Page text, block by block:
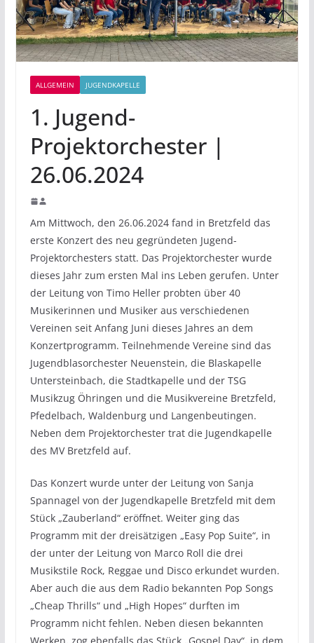
ALLGEMEIN JUGENDKAPELLE
1. Jugend-
Projektorchester |
26.06.2024
Am Mittwoch, den 26.06.2024 fand in Bretzfeld das
erste Konzert des neu gegründeten Jugend-
Projektorchesters statt. Das Projektorchester wurde
dieses Jahr zum ersten Mal ins Leben gerufen. Unter
der Leitung von Timo Heller probten über 40
Musikerinnen und Musiker aus verschiedenen
Vereinen seit Anfang Juni dieses Jahres an dem
Konzertprogramm. Teilnehmende Vereine sind das
Jugendblasorchester Neuenstein, die Blaskapelle
Untersteinbach, die Stadtkapelle und der TSG
Musikzug Öhringen und die Musikvereine Bretzfeld,
Pfedelbach, Waldenburg und Langenbeutingen.
Neben dem Projektorchester trat die Jugendkapelle
des MV Bretzfeld auf.
Das Konzert wurde unter der Leitung von Sanja
Spannagel von der Jugendkapelle Bretzfeld mit dem
Stück „Zauberland“ eröffnet. Weiter ging das
Programm mit der dreisätzigen „Easy Pop Suite“, in
der unter der Leitung von Marco Roll die drei
Musikstile Rock, Reggae und Disco erkundet wurden.
Aber auch die aus dem Radio bekannten Pop Songs
„Cheap Thrills“ und „High Hopes“ durften im
Programm nicht fehlen. Neben diesen bekannten